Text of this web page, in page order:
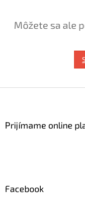
Môžete sa ale
Prijímame online
Facebook